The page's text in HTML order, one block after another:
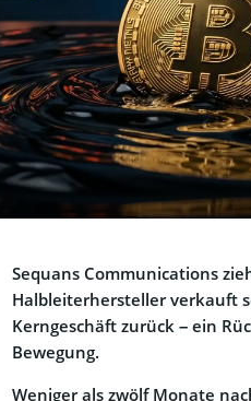
Sequans Communications
Halbleiterhersteller verkauft
Kerngeschäft zurück – ein
Bewegung.
Weniger als zwölf Monate